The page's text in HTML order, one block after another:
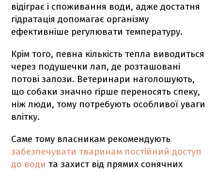
відіграє і споживання води, адже достатня
гідратація допомагає організму
ефективніше регулювати температуру.
Крім того, певна кількість тепла виводиться
через подушечки лап, де розташовані
потові залози. Ветеринари наголошують,
що собаки значно гірше переносять спеку,
ніж люди, тому потребують особливої уваги
влітку.
Саме тому власникам рекомендують
забезпечувати тваринам постійний доступ
до води та захист від прямих сонячних